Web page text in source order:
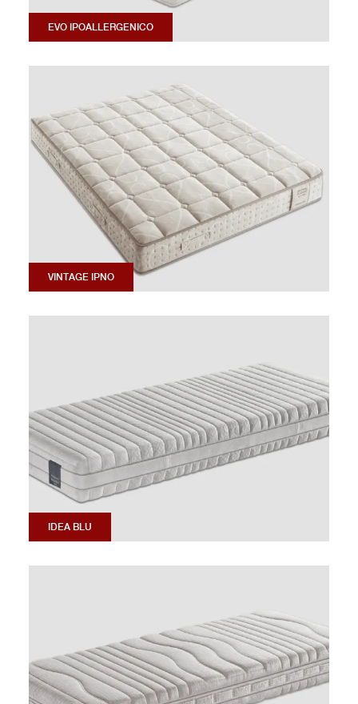
EVO IPOALLERGENICO
VINTAGE IPNO
IDEA BLU